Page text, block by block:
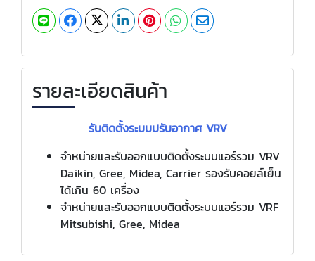
รายละเอียดสินค้า
รับติดตั้งระบบปรับอากาศ VRV
จำหน่ายและรับออกแบบติดตั้งระบบแอร์รวม VRV
Daikin, Gree, Midea, Carrier รองรับคอยล์เย็น
ได้เกิน 60 เครื่อง
จำหน่ายและรับออกแบบติดตั้งระบบแอร์รวม VRF
Mitsubishi, Gree, Midea